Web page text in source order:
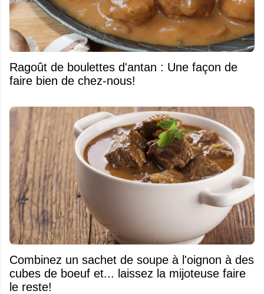
Ragoût de boulettes d'antan : Une façon de
faire bien de chez-nous!
Combinez un sachet de soupe à l'oignon à des
cubes de boeuf et... laissez la mijoteuse faire
le reste!